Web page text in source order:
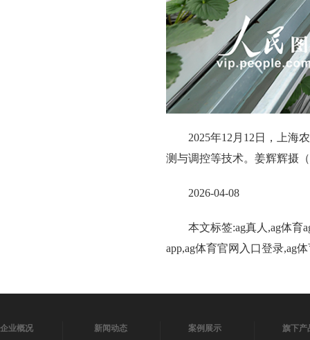
2025年12月12日，上海
测与调控等技术。姜辉辉摄
2026-04-08
本文标签:ag真人,ag体育
app,ag体育官网入口登录,ag
企业概况 新闻动态 案例展示 旗下产